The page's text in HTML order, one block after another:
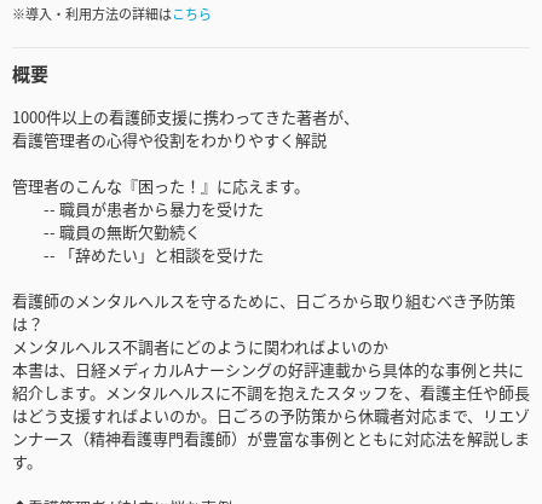
※導入・利用方法の詳細はこちら
概要
1000件以上の看護師支援に携わってきた著者が、
看護管理者の心得や役割をわかりやすく解説
管理者のこんな『困った！』に応えます。
-- 職員が患者から暴力を受けた
-- 職員の無断欠勤続く
-- 「辞めたい」と相談を受けた
看護師のメンタルへルスを守るために、日ごろから取り組むべき予防策
は？
メンタルヘルス不調者にどのように関わればよいのか
本書は、日経メディカルAナーシングの好評連載から具体的な事例と共に
紹介します。メンタルヘルスに不調を抱えたスタッフを、看護主任や師長
はどう支援すればよいのか。日ごろの予防策から休職者対応まで、リエゾ
ンナース（精神看護専門看護師）が豊富な事例とともに対応法を解説しま
す。